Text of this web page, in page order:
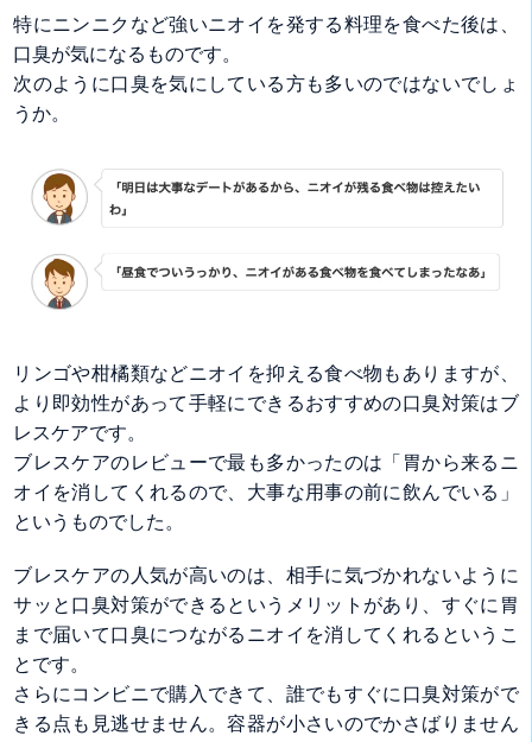
特にニンニクなど強いニオイを発する料理を食べた後は、
口臭が気になるものです。
次のように口臭を気にしている方も多いのではないでしょ
うか。
リンゴや柑橘類などニオイを抑える食べ物もありますが、
より即効性があって手軽にできるおすすめの口臭対策はブ
レスケアです。
ブレスケアのレビューで最も多かったのは「胃から来るニ
オイを消してくれるので、大事な用事の前に飲んでいる」
というものでした。
ブレスケアの人気が高いのは、相手に気づかれないように
サッと口臭対策ができるというメリットがあり、すぐに胃
まで届いて口臭につながるニオイを消してくれるというこ
とです。
さらにコンビニで購入できて、誰でもすぐに口臭対策がで
きる点も見逃せません。容器が小さいのでかさばりません